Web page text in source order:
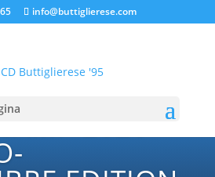
info@buttiglierese.com
2026